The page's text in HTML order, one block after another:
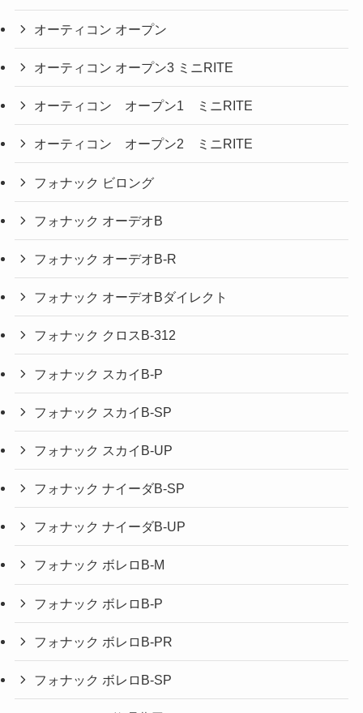
オーティコン オープン
オーティコン オープン3 ミニRITE
オーティコン オープン1 ミニRITE
オーティコン オープン2 ミニRITE
フォナック ビロング
フォナック オーデオB
フォナック オーデオB-R
フォナック オーデオBダイレクト
フォナック クロスB-312
フォナック スカイB-P
フォナック スカイB-SP
フォナック スカイB-UP
フォナック ナイーダB-SP
フォナック ナイーダB-UP
フォナック ボレロB-M
フォナック ボレロB-P
フォナック ボレロB-PR
フォナック ボレロB-SP